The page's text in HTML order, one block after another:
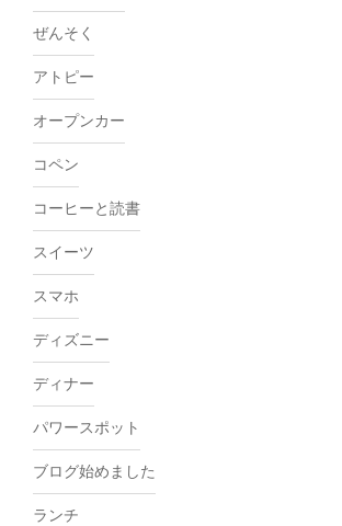
ぜんそく
アトピー
オープンカー
コペン
コーヒーと読書
スイーツ
スマホ
ディズニー
ディナー
パワースポット
ブログ始めました
ランチ